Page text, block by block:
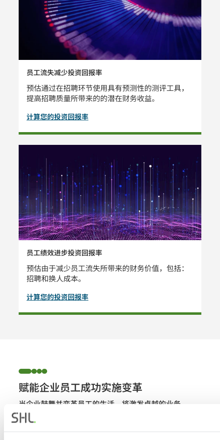
员工流失减少投资回报率
预估通过在招聘环节使用具有预测性的测评工具，
提高招聘质量所带来的的潜在财务收益。
计算您的投资回报率
员工绩效进步投资回报率
预估由于减少员工流失所带来的财务价值，包括：
招聘和换人成本。
计算您的投资回报率
赋能企业员工成功实施变革
当企业鼓舞并变革员工的生活，将激发卓越的业务
成果。SHL产品、洞察、体验和服务帮助企业规模
化实现业务增长。